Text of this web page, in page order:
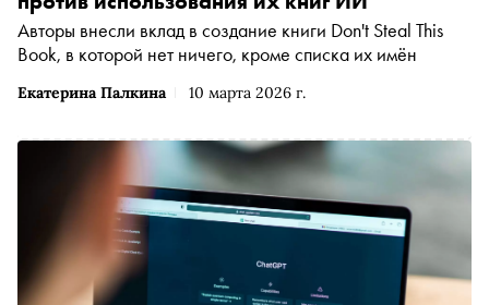
Екатерина Палкина 10 марта 2026 г.
Авторы внесли вклад в создание книги Don't Steal This
Book, в которой нет ничего, кроме списка их имён